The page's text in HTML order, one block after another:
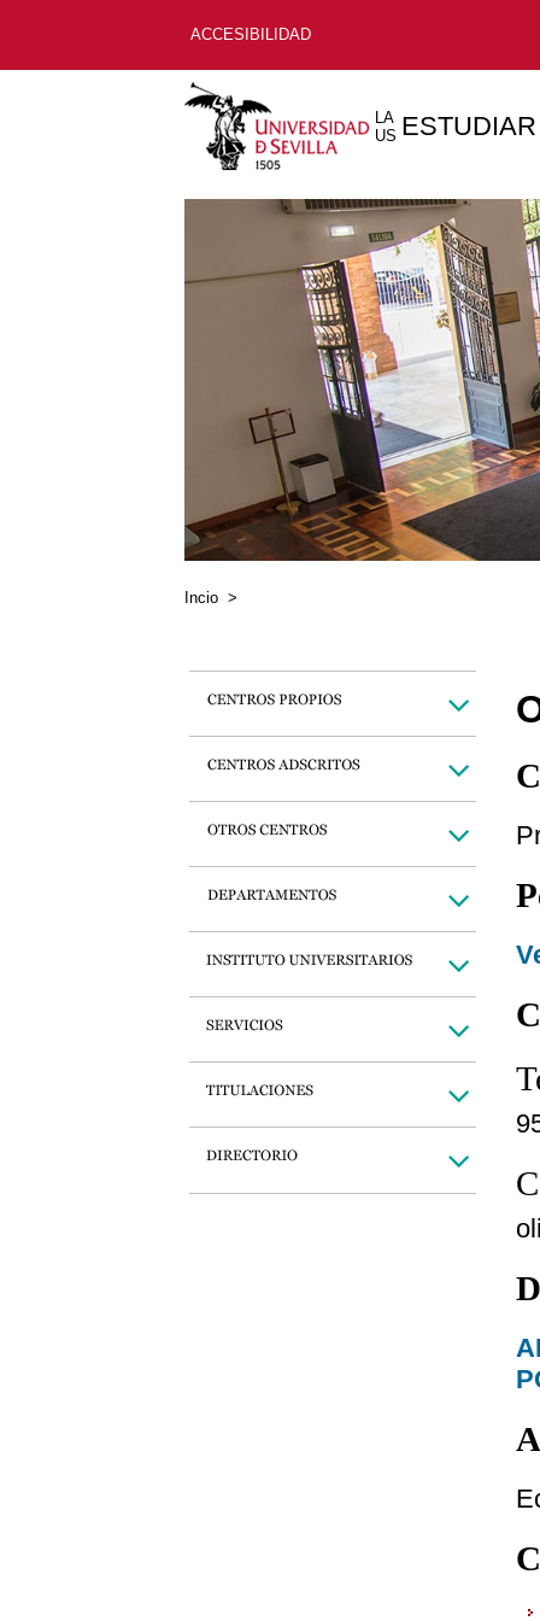
ACCESIBILIDAD
LA
US ESTUDIAR
Incio >